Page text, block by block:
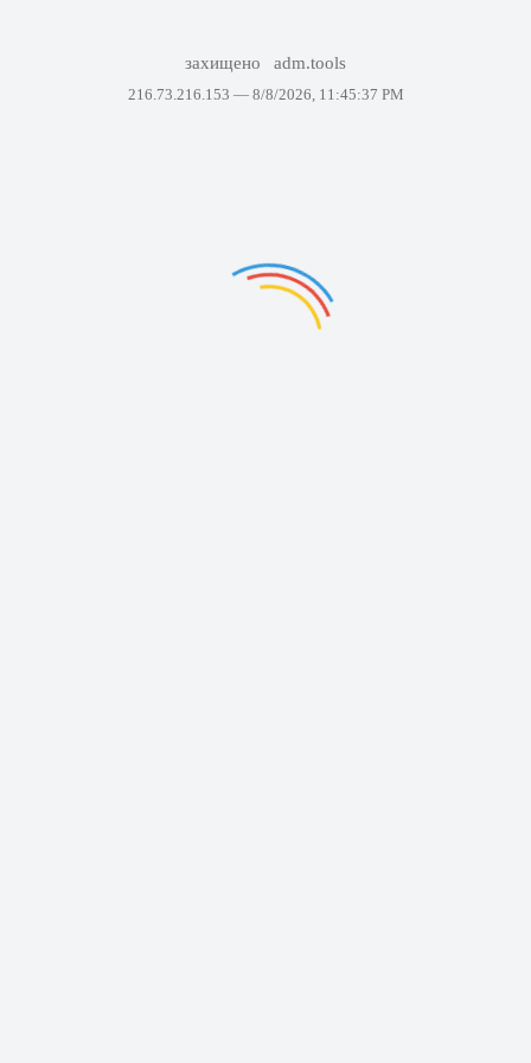
захищено adm.tools
216.73.216.153 — 8/8/2026, 11:45:37 PM